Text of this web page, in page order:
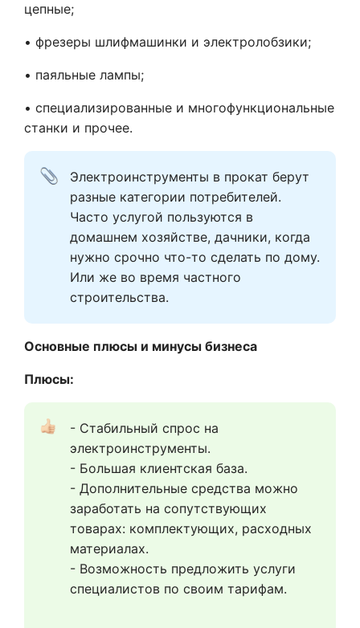
цепные;
• фрезеры шлифмашинки и электролобзики;
• паяльные лампы;
• специализированные и многофункциональные
станки и прочее.
Электроинструменты в прокат берут
разные категории потребителей.
Часто услугой пользуются в
домашнем хозяйстве, дачники, когда
нужно срочно что-то сделать по дому.
Или же во время частного
строительства.
Основные плюсы и минусы бизнеса
Плюсы:
- Стабильный спрос на
электроинструменты.
- Большая клиентская база.
- Дополнительные средства можно
заработать на сопутствующих
товарах: комплектующих, расходных
материалах.
- Возможность предложить услуги
специалистов по своим тарифам.